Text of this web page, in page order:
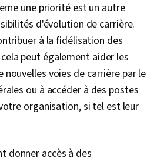
une priorité est un autre
d'évolution de carrière.
à la fidélisation des
peut également aider les
nouvelles voies de carrière par le
ou à accéder à des postes
organisation, si tel est leur
donner accès à des